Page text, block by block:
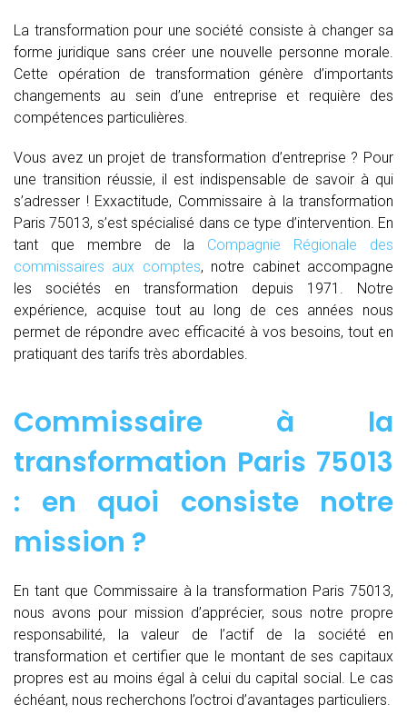
La transformation pour une société consiste à changer sa
forme juridique sans créer une nouvelle personne morale.
Cette opération de transformation génère d’importants
changements au sein d’une entreprise et requière des
compétences particulières.
Vous avez un projet de transformation d’entreprise ? Pour
une transition réussie, il est indispensable de savoir à qui
s’adresser ! Exxactitude, Commissaire à la transformation
Paris 75013, s’est spécialisé dans ce type d’intervention. En
tant que membre de la Compagnie Régionale des
commissaires aux comptes, notre cabinet accompagne
les sociétés en transformation depuis 1971. Notre
expérience, acquise tout au long de ces années nous
permet de répondre avec efficacité à vos besoins, tout en
pratiquant des tarifs très abordables.
Commissaire à la
transformation Paris 75013
: en quoi consiste notre
mission ?
En tant que Commissaire à la transformation Paris 75013,
nous avons pour mission d’apprécier, sous notre propre
responsabilité, la valeur de l’actif de la société en
transformation et certifier que le montant de ses capitaux
propres est au moins égal à celui du capital social. Le cas
échéant, nous recherchons l’octroi d’avantages particuliers.